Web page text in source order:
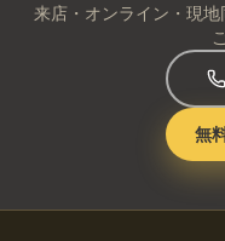
来店・オンライン・現
無